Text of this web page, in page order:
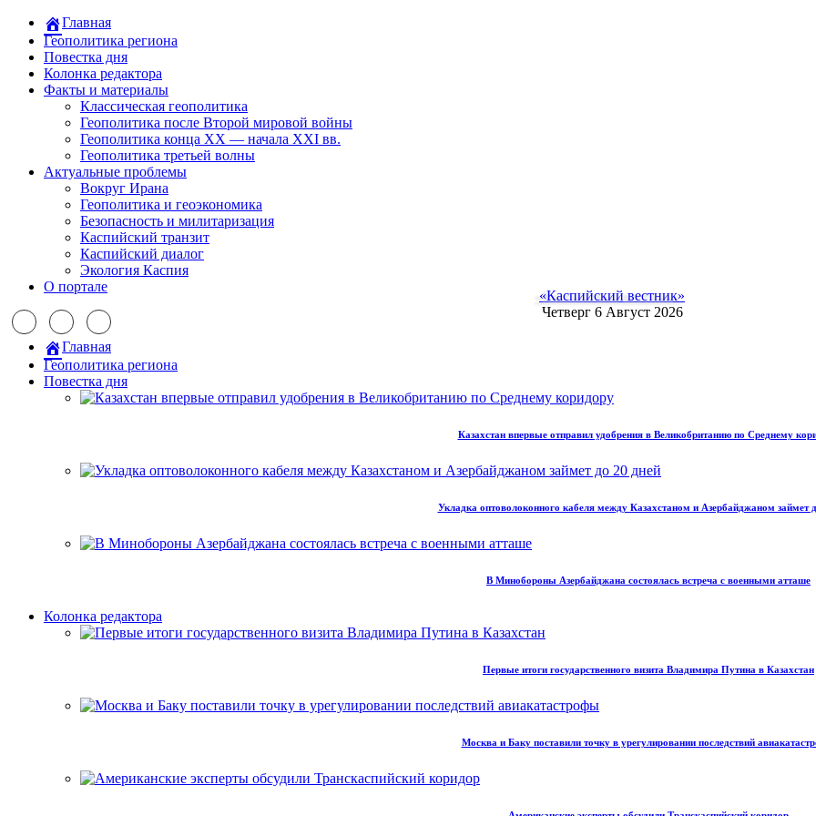
Главная
Геополитика региона
Повестка дня
Колонка редактора
Факты и материалы
Классическая геополитика
Геополитика после Второй мировой войны
Геополитика конца XX — начала XXI вв.
Геополитика третьей волны
Актуальные проблемы
Вокруг Ирана
Геополитика и геоэкономика
Безопасность и милитаризация
Каспийский транзит
Каспийский диалог
Экология Каспия
О портале
«Каспийский вестник»
Четверг 6 Август 2026
Главная
Геополитика региона
Повестка дня
Казахстан впервые отправил удобрения в Великобританию по Среднему
Укладка оптоволоконного кабеля между Казахстаном и Азербайджаном займет
В Минобороны Азербайджана состоялась встреча с военными атташе
Колонка редактора
Первые итоги государственного визита Владимира Путина в Казахстан
Москва и Баку поставили точку в урегулировании последствий